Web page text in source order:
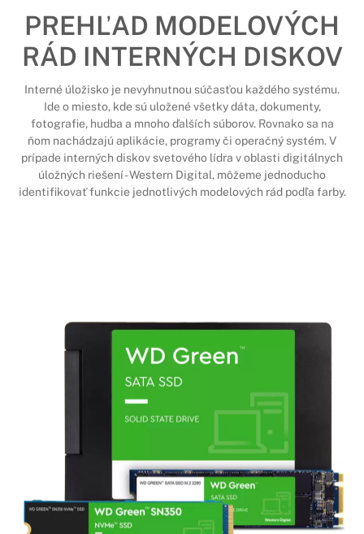
PREHĽAD MODELOVÝCH
RÁD INTERNÝCH DISKOV
Interné úložisko je nevyhnutnou súčasťou každého systému.
Ide o miesto, kde sú uložené všetky dáta, dokumenty,
fotografie, hudba a mnoho ďalších súborov. Rovnako sa na
ňom nachádzajú aplikácie, programy či operačný systém. V
prípade interných diskov svetového lídra v oblasti digitálnych
úložných riešení - Western Digital, môžeme jednoducho
identifikovať funkcie jednotlivých modelových rád podľa farby.